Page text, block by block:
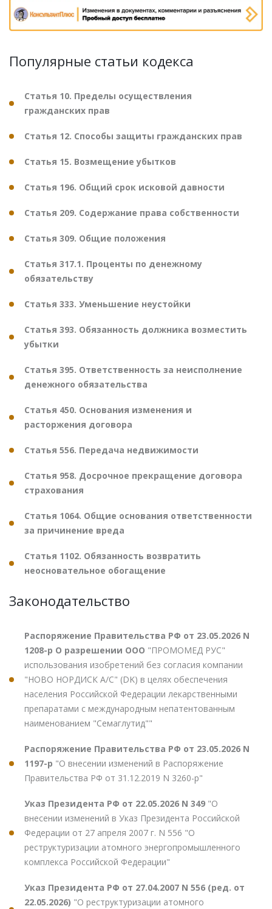
Популярные статьи кодекса
Статья 10. Пределы осуществления
гражданских прав
Статья 12. Способы защиты гражданских прав
Статья 15. Возмещение убытков
Статья 196. Общий срок исковой давности
Статья 209. Содержание права собственности
Статья 309. Общие положения
Статья 317.1. Проценты по денежному
обязательству
Статья 333. Уменьшение неустойки
Статья 393. Обязанность должника возместить
убытки
Статья 395. Ответственность за неисполнение
денежного обязательства
Статья 450. Основания изменения и
расторжения договора
Статья 556. Передача недвижимости
Статья 958. Досрочное прекращение договора
страхования
Статья 1064. Общие основания ответственности
за причинение вреда
Статья 1102. Обязанность возвратить
неосновательное обогащение
Законодательство
Распоряжение Правительства РФ от 23.05.2026 N
1208-р О разрешении ООО "ПРОМОМЕД РУС"
использования изобретений без согласия компании
"НОВО НОРДИСК А/С" (DK) в целях обеспечения
населения Российской Федерации лекарственными
препаратами с международным непатентованным
наименованием "Семаглутид""
Распоряжение Правительства РФ от 23.05.2026 N
1197-р "О внесении изменений в Распоряжение
Правительства РФ от 31.12.2019 N 3260-р"
Указ Президента РФ от 22.05.2026 N 349 "О
внесении изменений в Указ Президента Российской
Федерации от 27 апреля 2007 г. N 556 "О
реструктуризации атомного энергопромышленного
комплекса Российской Федерации"
Указ Президента РФ от 27.04.2007 N 556 (ред. от
22.05.2026) "О реструктуризации атомного